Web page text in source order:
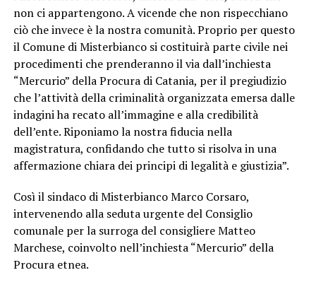
non ci appartengono. A vicende che non rispecchiano
ciò che invece è la nostra comunità. Proprio per questo
il Comune di Misterbianco si costituirà parte civile nei
procedimenti che prenderanno il via dall’inchiesta
“Mercurio” della Procura di Catania, per il pregiudizio
che l’attività della criminalità organizzata emersa dalle
indagini ha recato all’immagine e alla credibilità
dell’ente. Riponiamo la nostra fiducia nella
magistratura, confidando che tutto si risolva in una
affermazione chiara dei principi di legalità e giustizia”.
Così il sindaco di Misterbianco Marco Corsaro,
intervenendo alla seduta urgente del Consiglio
comunale per la surroga del consigliere Matteo
Marchese, coinvolto nell’inchiesta “Mercurio” della
Procura etnea.